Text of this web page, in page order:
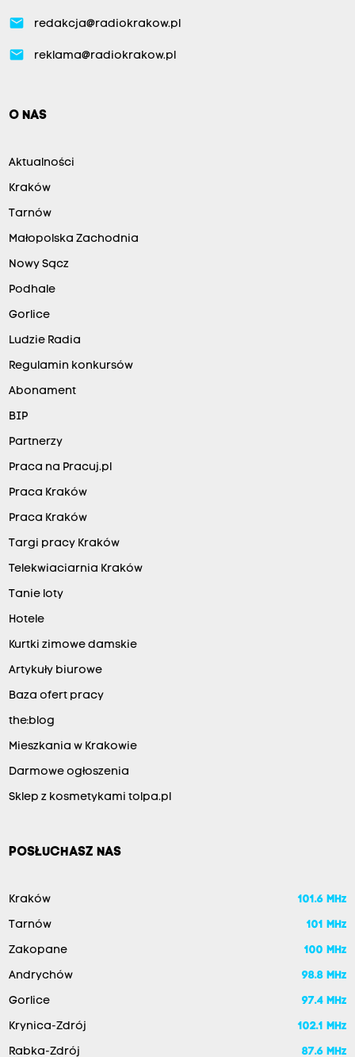
email redakcja@radiokrakow.pl
email reklama@radiokrakow.pl
O NAS
Aktualności
Kraków
Tarnów
Małopolska Zachodnia
Nowy Sącz
Podhale
Gorlice
Ludzie Radia
Regulamin konkursów
Abonament
BIP
Partnerzy
Praca na Pracuj.pl
Praca Kraków
Praca Kraków
Targi pracy Kraków
Telekwiaciarnia Kraków
Tanie loty
Hotele
Kurtki zimowe damskie
Artykuły biurowe
Baza ofert pracy
the:blog
Mieszkania w Krakowie
Darmowe ogłoszenia
Sklep z kosmetykami tolpa.pl
POSŁUCHASZ NAS
Kraków 101.6 MHz
Tarnów 101 MHz
Zakopane 100 MHz
Andrychów 98.8 MHz
Gorlice 97.4 MHz
Krynica-Zdrój 102.1 MHz
Rabka-Zdrój 87.6 MHz